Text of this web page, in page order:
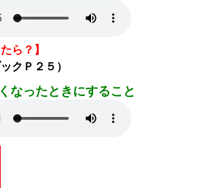
ら？】
クＰ２５）
なったときにすること